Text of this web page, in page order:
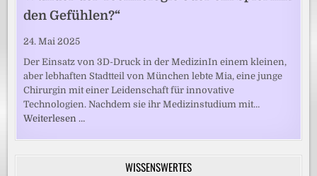
den Gefühlen?“
24. Mai 2025
Der Einsatz von 3D-Druck in der MedizinIn einem kleinen,
aber lebhaften Stadtteil von München lebte Mia, eine junge
Chirurgin mit einer Leidenschaft für innovative
Technologien. Nachdem sie ihr Medizinstudium mit…
Weiterlesen …
WISSENSWERTES